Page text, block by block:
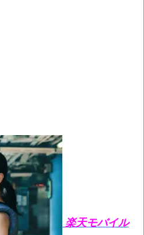
楽天モバイル